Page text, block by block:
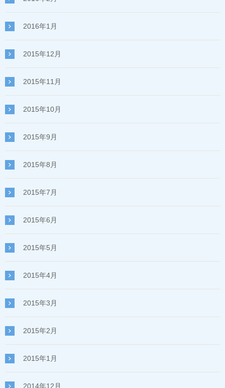
2016年1月
2015年12月
2015年11月
2015年10月
2015年9月
2015年8月
2015年7月
2015年6月
2015年5月
2015年4月
2015年3月
2015年2月
2015年1月
2014年12月